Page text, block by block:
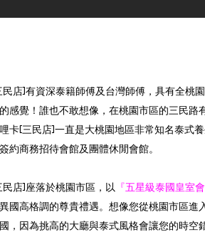
店]有資深泰籍師傅及台灣師傅，具有全桃
感覺！誰也不敢想像，在桃園市區的三民路
卡[三民店]一直是大桃園地區非常知名泰式
約商務招待會館及團體休閒會館。
店]座落於桃園市區，以 『五星級泰國皇室會
國高格調的尊貴禮遇。想像您從桃園市區
，因為挑高的大廳與泰式風格會讓您的時空